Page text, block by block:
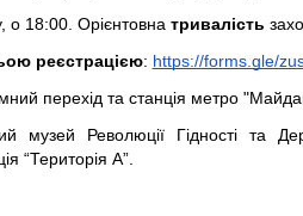
о 18:00. Орієнтовна тривалість
реєстрацією: https://forms.gle/
перехід та станція метро
музей Революції Гідності та
“Територія А”.